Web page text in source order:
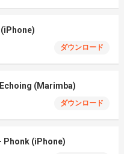
ダウンロード
(Marimba)
ダウンロード
Phonk (iPhone)